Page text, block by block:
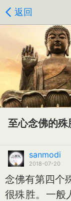
返回
至心念佛的殊
sanmodi
2018-07-20
念佛有第四个
很殊胜。一般